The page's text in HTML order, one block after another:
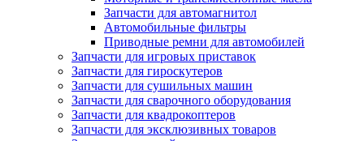
Запчасти для автомагнитол
Автомобильные фильтры
Приводные ремни для автомобилей
Запчасти для игровых приставок
Запчасти для гироскутеров
Запчасти для сушильных машин
Запчасти для сварочного оборудования
Запчасти для квадрокоптеров
Запчасти для эксклюзивных товаров